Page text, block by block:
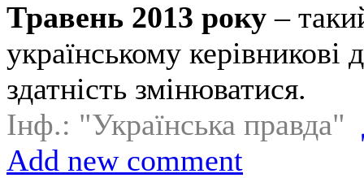
Травень 2013 року –
українському
здатність змінюватися.
Інф.: "Українська правда"
Add new comment